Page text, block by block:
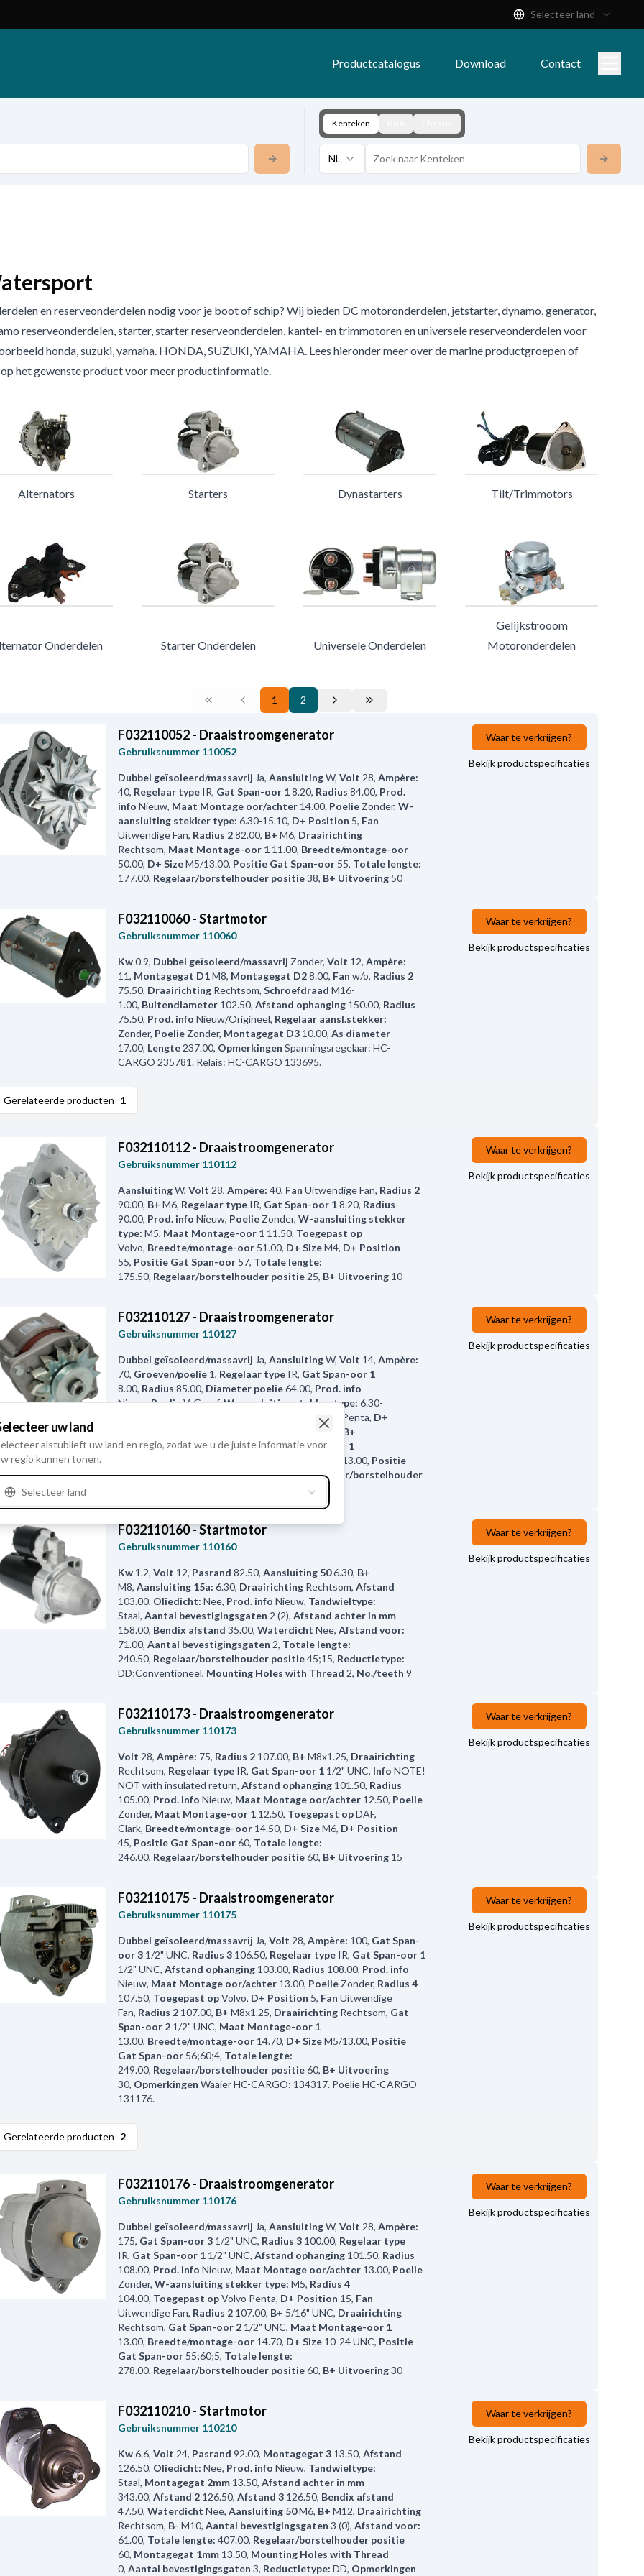
Selecteer land
Productcatalogus Download Contact
Kenteken
NL
en reserveonderdelen nodig voor je boot of schip? Wij bieden DC motoronderdelen, jetstarter, dynamo, generator,
reserveonderdelen, starter, starter reserveonderdelen, kantel- en trimmotoren en universele reserveonderdelen voor
honda, suzuki, yamaha. HONDA, SUZUKI, YAMAHA. Lees hieronder meer over de marine productgroepen of
het gewenste product voor meer productinformatie.
Alternators Starters Dynastarters Tilt/Trimmotors
Onderdelen Starter Onderdelen Universele Onderdelen
Gelijkstrooom
Motoronderdelen
1 2
F032110052 - Draaistroomgenerator
Gebruiksnummer 110052
Dubbel geïsoleerd/massavrij Ja, AansluitingW, Volt 28, Ampère:
40, Regelaar type IR, Gat Span-oor 18.20, Radius 84.00, Prod.
info Nieuw, Maat Montage oor/achter 14.00, Poelie Zonder, W-
aansluiting stekker type: 6.30-15.10, D+ Position 5, Fan
Uitwendige Fan, Radius 282.00, B+ M6, Draairichting
Rechtsom, Maat Montage-oor 1 11.00, Breedte/montage-oor
50.00, D+ SizeM5/13.00, Positie Gat Span-oor 55, Totale lengte:
177.00, Regelaar/borstelhouder positie38, B+ Uitvoering 50
Waar te verkrijgen?
Bekijk productspecificaties
F032110060 - Startmotor
Gebruiksnummer 110060
Kw0.9, Dubbel geïsoleerd/massavrij Zonder, Volt 12, Ampère:
11, Montagegat D1M8, Montagegat D28.00, Fan w/o, Radius 2
75.50, Draairichting Rechtsom, Schroefdraad M16-
1.00, Buitendiameter 102.50, Afstand ophanging 150.00, Radius
75.50, Prod. info Nieuw/Origineel, Regelaar aansl.stekker:
Zonder, Poelie Zonder, Montagegat D3 10.00, As diameter
17.00, Lengte 237.00, Opmerkingen Spanningsregelaar: HC-
CARGO 235781. Relais: HC-CARGO 133695.
Waar te verkrijgen?
Bekijk productspecificaties
Gerelateerde producten 1
F032110112 - Draaistroomgenerator
Gebruiksnummer 110112
AansluitingW, Volt 28, Ampère: 40, Fan Uitwendige Fan, Radius 2
90.00, B+ M6, Regelaar type IR, Gat Span-oor 18.20, Radius
90.00, Prod. info Nieuw, Poelie Zonder, W-aansluiting stekker
type: M5, Maat Montage-oor 1 11.50, Toegepast op
Volvo, Breedte/montage-oor 51.00, D+ SizeM4, D+ Position
55, Positie Gat Span-oor 57, Totale lengte:
175.50, Regelaar/borstelhouder positie 25, B+ Uitvoering 10
Waar te verkrijgen?
Bekijk productspecificaties
F032110127 - Draaistroomgenerator
Gebruiksnummer 110127
Dubbel geïsoleerd/massavrij Ja, AansluitingW, Volt 14, Ampère:
70, Groeven/poelie 1, Regelaar type IR, Gat Span-oor 1
8.00, Radius 85.00, Diameter poelie64.00, Prod. info
Nieuw,PoelieV-Groef,W-aansluiting stekker type: 6.30-
Volvo Penta, D+
86.50
B+
M6, DraairichtingRechtsom,Maat Montage-oor 1
M5/13.00, Positie
Gat Span-oor57,Totale lengte:179.00,Regelaar/borstelhouder
Waar te verkrijgen?
Bekijk productspecificaties
F032110160 - Startmotor
Gebruiksnummer 110160
Kw 1.2, Volt 12, Pasrand 82.50, Aansluiting 506.30, B+
M8, Aansluiting 15a: 6.30, Draairichting Rechtsom, Afstand
103.00, Oliedicht: Nee, Prod. info Nieuw, Tandwieltype:
Staal, Aantal bevestigingsgaten 2 (2), Afstand achter in mm
158.00, Bendix afstand 35.00, Waterdicht Nee, Afstand voor:
71.00, Aantal bevestigingsgaten 2, Totale lengte:
240.50, Regelaar/borstelhouder positie45;15, Reductietype:
DD;Conventioneel, Mounting Holes with Thread 2, No./teeth 9
Waar te verkrijgen?
Bekijk productspecificaties
F032110173 - Draaistroomgenerator
Gebruiksnummer 110173
Volt 28, Ampère: 75, Radius 2 107.00, B+ M8x1.25, Draairichting
Rechtsom, Regelaar type IR, Gat Span-oor 1 1/2" UNC, Info NOTE!
NOT with insulated return, Afstand ophanging 101.50, Radius
105.00, Prod. info Nieuw, Maat Montage oor/achter 12.50, Poelie
Zonder, Maat Montage-oor 1 12.50, Toegepast opDAF,
Clark, Breedte/montage-oor 14.50, D+ SizeM6, D+ Position
45, Positie Gat Span-oor60, Totale lengte:
246.00, Regelaar/borstelhouder positie60, B+ Uitvoering 15
Waar te verkrijgen?
Bekijk productspecificaties
F032110175 - Draaistroomgenerator
Gebruiksnummer 110175
Dubbel geïsoleerd/massavrij Ja, Volt 28, Ampère: 100, Gat Span-
oor 3 1/2" UNC, Radius 3 106.50, Regelaar type IR, Gat Span-oor 1
1/2" UNC, Afstand ophanging 103.00, Radius 108.00, Prod. info
Nieuw, Maat Montage oor/achter 13.00, Poelie Zonder, Radius 4
107.50, Toegepast opVolvo, D+ Position 5, Fan Uitwendige
Fan, Radius 2 107.00, B+ M8x1.25, Draairichting Rechtsom, Gat
Span-oor 2 1/2" UNC, Maat Montage-oor 1
13.00, Breedte/montage-oor 14.70, D+ SizeM5/13.00, Positie
Gat Span-oor 56;60;4, Totale lengte:
249.00, Regelaar/borstelhouder positie60, B+ Uitvoering
30, Opmerkingen Waaier HC-CARGO: 134317. Poelie HC-CARGO
131176.
Waar te verkrijgen?
Bekijk productspecificaties
Gerelateerde producten 2
F032110176 - Draaistroomgenerator
Gebruiksnummer 110176
Dubbel geïsoleerd/massavrij Ja, AansluitingW, Volt 28, Ampère:
175, Gat Span-oor 3 1/2" UNC, Radius 3 100.00, Regelaar type
IR, Gat Span-oor 1 1/2" UNC, Afstand ophanging 101.50, Radius
108.00, Prod. info Nieuw, Maat Montage oor/achter 13.00, Poelie
Zonder, W-aansluiting stekker type: M5, Radius 4
104.00, Toegepast opVolvo Penta, D+ Position 15, Fan
Uitwendige Fan, Radius 2 107.00, B+ 5/16" UNC, Draairichting
Rechtsom, Gat Span-oor 2 1/2" UNC, Maat Montage-oor 1
13.00, Breedte/montage-oor 14.70, D+ Size 10-24 UNC, Positie
Gat Span-oor 55;60;5, Totale lengte:
278.00, Regelaar/borstelhouder positie60, B+ Uitvoering30
Waar te verkrijgen?
Bekijk productspecificaties
F032110210 - Startmotor
Gebruiksnummer 110210
Kw6.6, Volt 24, Pasrand 92.00, Montagegat 3 13.50, Afstand
126.50, Oliedicht: Nee, Prod. info Nieuw, Tandwieltype:
Staal, Montagegat 2mm 13.50, Afstand achter in mm
343.00, Afstand 2 126.50, Afstand 3 126.50, Bendix afstand
47.50, Waterdicht Nee, Aansluiting 50M6, B+ M12, Draairichting
Rechtsom, B- M10, Aantal bevestigingsgaten 3 (0), Afstand voor:
61.00, Totale lengte: 407.00, Regelaar/borstelhouder positie
60, Montagegat 1mm 13.50, Mounting Holes with Thread
0, Aantal bevestigingsgaten 3, Reductietype: DD, Opmerkingen
Waar te verkrijgen?
Bekijk productspecificaties
uw land
alstublieft uw land en regio, zodat we u de juiste informatie voor
regio kunnen tonen.
Selecteer land
Close